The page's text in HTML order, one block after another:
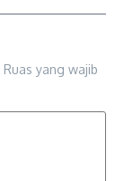
Ruas yang wajib